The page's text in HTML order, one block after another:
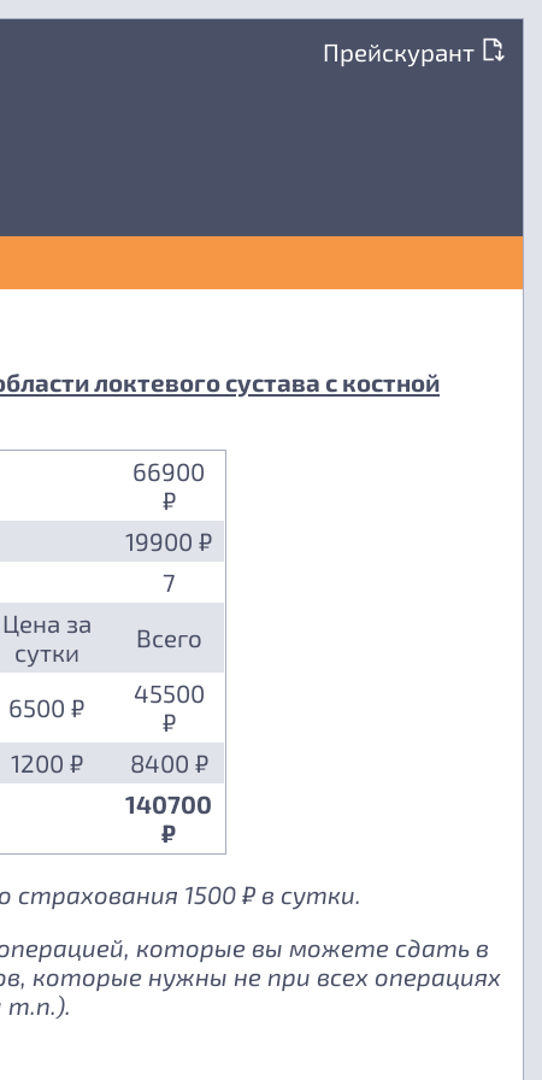
Прейскурант
локтевого сустава с костной
66900
₽
19900 ₽
7
Цена за
сутки
Всего
6500 ₽
45500
₽
1200 ₽
8400 ₽
140700
₽
1500 ₽ в сутки.
которые вы можете сдать в
которые нужны не при всех операциях